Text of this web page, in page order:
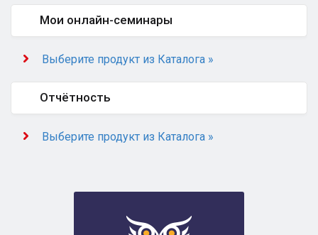
Мои онлайн-семинары
Выберите продукт из Каталога »
Отчётность
Выберите продукт из Каталога »